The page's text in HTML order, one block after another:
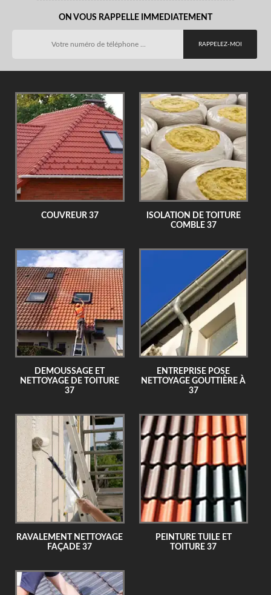
ON VOUS RAPPELLE IMMEDIATEMENT
COUVREUR 37
ISOLATION DE TOITURE
COMBLE 37
DEMOUSSAGE ET
NETTOYAGE DE TOITURE
37
ENTREPRISE POSE
NETTOYAGE GOUTTIÈRE À
37
RAVALEMENT NETTOYAGE
FAÇADE 37
PEINTURE TUILE ET
TOITURE 37